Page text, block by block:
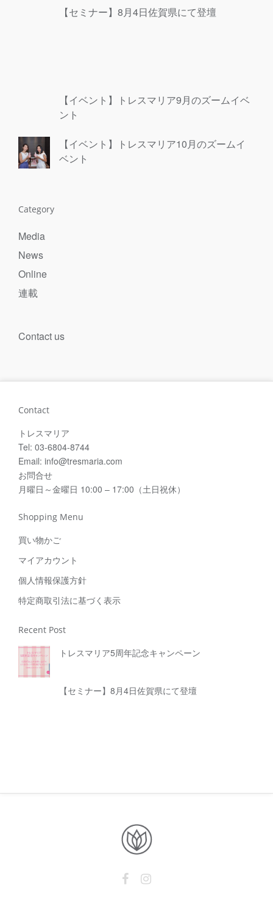
【セミナー】8月4日佐賀県にて登壇
【イベント】トレスマリア9月のズームイベ
ント
【イベント】トレスマリア10月のズームイ
ベント
Category
Media
News
Online
連載
Contact us
Contact
トレスマリア
Tel: 03-6804-8744
Email: info@tresmaria.com
お問合せ
月曜日～金曜日 10:00 – 17:00（土日祝休）
Shopping Menu
買い物かご
マイアカウント
個人情報保護方針
特定商取引法に基づく表示
Recent Post
トレスマリア5周年記念キャンペーン
【セミナー】8月4日佐賀県にて登壇